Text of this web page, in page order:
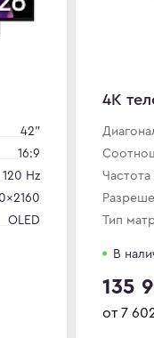
42"
16:9
120 Hz
OLED
4K
Тип
В
135
от 7